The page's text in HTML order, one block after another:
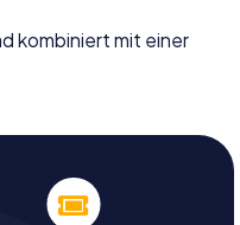
kombiniert mit einer